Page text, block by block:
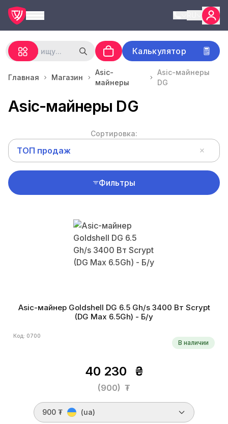
Калькулятор
Главная Магазин
Asic-
майнеры
Asic-майнеры
DG
Asic-майнеры DG
Сортировка:
ТОП продаж
Фильтры
Asic-майнер Goldshell DG 6.5 Gh/s 3400 Вт Scrypt
(DG Max 6.5Gh) - Б/у
Код: 0700
В наличии
40 230 ₴
(900) ₮
900 ₮ (ua)